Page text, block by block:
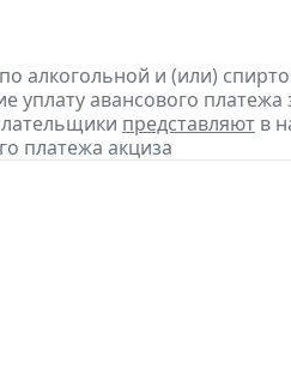
алкогольной и (или)
авансового платежа
представляют в
платежа акциза